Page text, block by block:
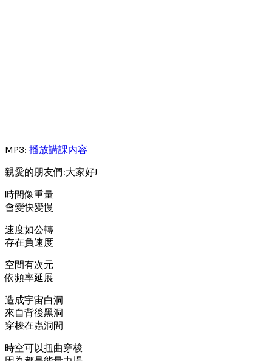
MP3: 播放講課內容
親愛的朋友們:大家好!
時間像重量
會變快變慢
速度如公轉
存在負速度
空間有次元
依頻率延展
造成宇宙白洞
來自背後黑洞
穿梭在蟲洞間
時空可以扭曲穿梭